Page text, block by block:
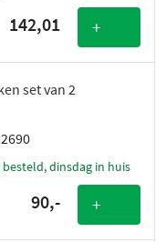
142,01 +
set van 2
besteld, dinsdag in huis
90,- +